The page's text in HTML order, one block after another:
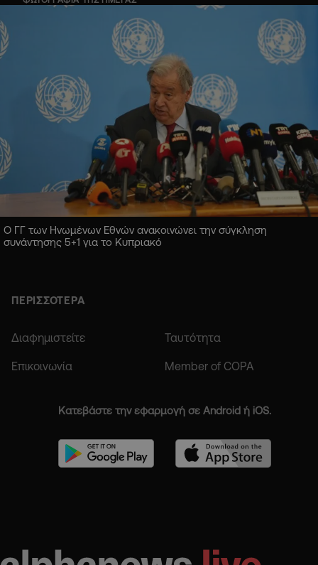
Ο ΓΓ των Ηνωμένων Εθνών ανακοινώνει την σύγκληση
συνάντησης 5+1 για το Κυπριακό
ΠΕΡΙΣΣΟΤΕΡΑ
Διαφημιστείτε Ταυτότητα
Επικοινωνία Member of COPA
Κατεβάστε την εφαρμογή σε Android ή iOS.